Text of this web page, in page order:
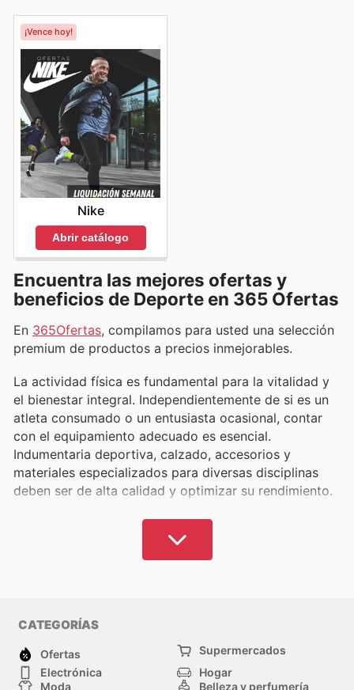
¡Vence hoy!
Nike
Abrir catálogo
Encuentra las mejores ofertas y
beneficios de Deporte en 365 Ofertas
En 365Ofertas, compilamos para usted una selección
premium de productos a precios inmejorables.
La actividad física es fundamental para la vitalidad y
el bienestar integral. Independientemente de si es un
atleta consumado o un entusiasta ocasional, contar
con el equipamiento adecuado es esencial.
Indumentaria deportiva, calzado, accesorios y
materiales especializados para diversas disciplinas
deben ser de alta calidad y optimizar su rendimiento.
No obstante, estos artículos pueden representar una
inversión considerable, particularmente aquellos de
marcas reconocidas y de primer nivel como
impedimento. Aquí, tendrá la posibilidad de explorar y
cotejar los valores de las marcas más demandadas,
descubriendo descuentos actualizados.
CATEGORÍAS
Ofertas
Supermercados
Electrónica
Hogar
Moda
Belleza y perfumería